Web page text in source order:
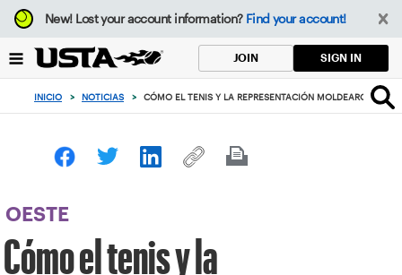
Enfoque
desde
botón
volver
principio
New!Lost your account information? Find your account!
JOIN SIGN IN
INICIO > NOTICIAS > CÓMO EL TENIS Y LA REPRESENTACIÓN MOLDEARON LA
OESTE
Cómo el tenis y la